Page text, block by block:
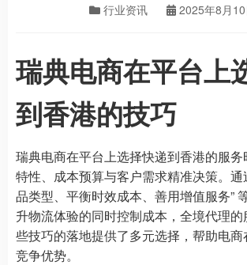
行业资讯 2025年8月10
瑞典电商在平台上
到香港的技巧
瑞典电商在平台上选择快递到香港的服
特性、成本预算与客户需求精准决策。通
品类型、平衡时效成本、善用增值服务”
升物流体验的同时控制成本，全境代理
些技巧的落地提供了多元选择，帮助电
竞争优势。